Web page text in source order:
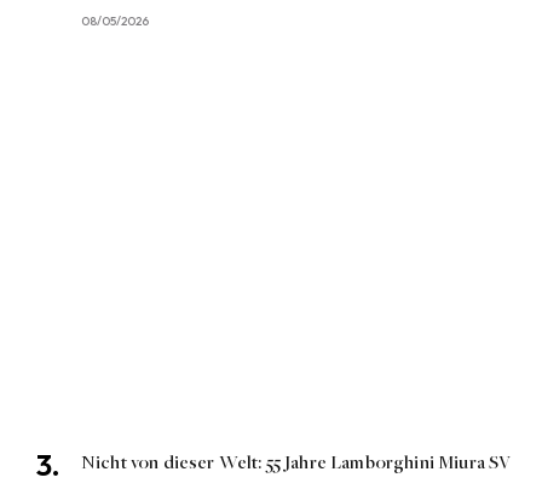
08/05/2026
Nicht von dieser Welt: 55 Jahre Lamborghini Miura SV